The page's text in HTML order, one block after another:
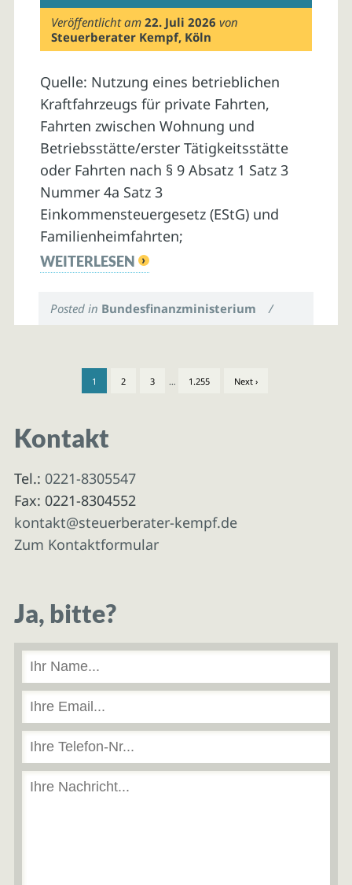
Veröffentlicht am22. Juli 2026 von
Steuerberater Kempf, Köln
Quelle: Nutzung eines betrieblichen
Kraftfahrzeugs für private Fahrten,
Fahrten zwischen Wohnung und
Betriebsstätte/erster Tätigkeitsstätte
oder Fahrten nach § 9 Absatz 1 Satz 3
Nummer 4a Satz 3
Einkommensteuergesetz (EStG) und
Familienheimfahrten;
WEITERLESEN
Posted in Bundesfinanzministerium /
1 2 3 … 1.255 Next ›
Kontakt
Tel.: 0221-8305547
Fax: 0221-8304552
kontakt@steuerberater-kempf.de
Zum Kontaktformular
Ja, bitte?